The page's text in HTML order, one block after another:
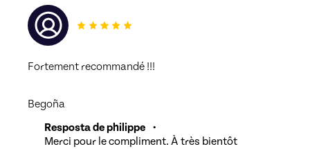
Fortement recommandé !!!
Begoña
Resposta de philippe
•
Merci pour le compliment. À très bientôt